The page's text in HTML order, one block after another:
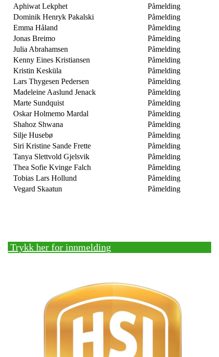
Aphiwat Lekphet
Påmelding
Dominik Henryk Pakalski
Påmelding
Emma Håland
Påmelding
Jonas Breimo
Påmelding
Julia Abrahamsen
Påmelding
Kenny Eines Kristiansen
Påmelding
Kristin Kesküla
Påmelding
Lars Thygesen Pedersen
Påmelding
Madeleine Aaslund Jenack
Påmelding
Marte Sundquist
Påmelding
Oskar Holmemo Mardal
Påmelding
Shahoz Shwana
Påmelding
Silje Husebø
Påmelding
Siri Kristine Sande Frette
Påmelding
Tanya Slettvold Gjelsvik
Påmelding
Thea Sofie Kvinge Falch
Påmelding
Tobias Lars Hollund
Påmelding
Vegard Skaatun
Påmelding
Trykk her for innmelding